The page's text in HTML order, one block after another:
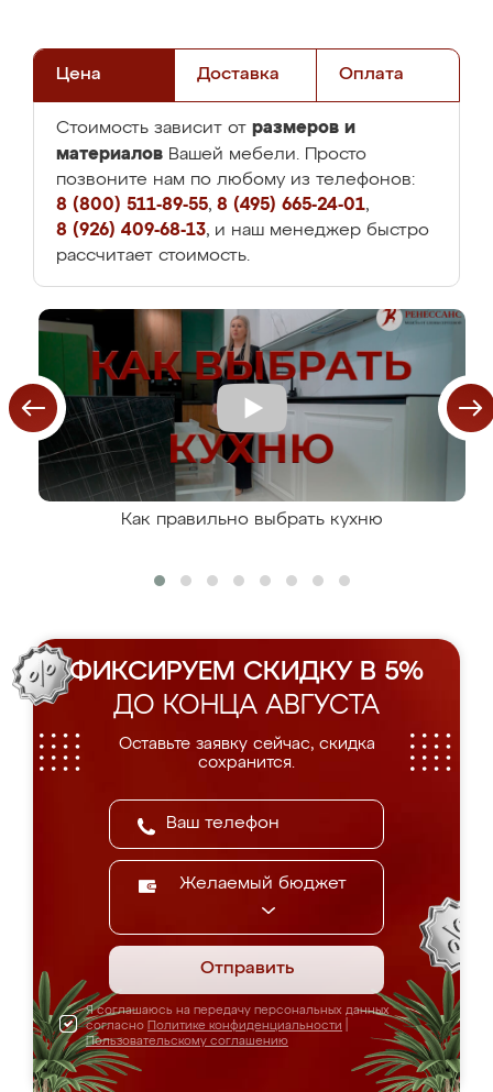
Цена Доставка Оплата
Стоимость зависит от размеров и
материалов Вашей мебели. Просто
позвоните нам по любому из телефонов:
8 (800) 511-89-55, 8 (495) 665-24-01,
8 (926) 409-68-13, и наш менеджер быстро
рассчитает стоимость.
Как правильно выбрать кухню
ФИКСИРУЕМ СКИДКУ В 5%
ДО КОНЦА АВГУСТА
Оставьте заявку сейчас, скидка
сохранится.
Желаемый бюджет
Отправить
Я соглашаюсь на передачу персональных данных
согласно Политике конфиденциальности
Пользовательскому соглашению